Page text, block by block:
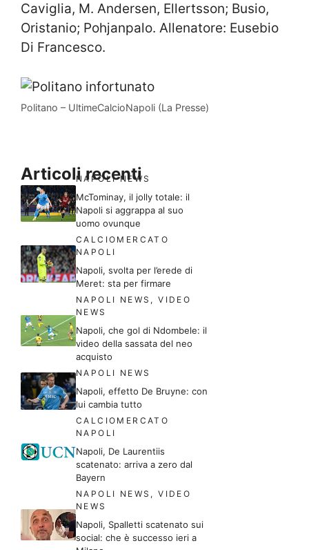
Caviglia, M. Andersen, Ellertsson; Busio,
Oristanio; Pohjanpalo. Allenatore: Eusebio
Di Francesco.
Politano – UltimeCalcioNapoli (La Presse)
Articoli recenti
NAPOLI NEWS
McTominay, il jolly totale: il
Napoli si aggrappa al suo
uomo ovunque
CALCIOMERCATO
NAPOLI
Napoli, svolta per l’erede di
Meret: sta per firmare
NAPOLI NEWS ,VIDEO
NEWS
Napoli, che gol di Ndombele: il
video della sassata del neo
acquisto
NAPOLI NEWS
Napoli, effetto De Bruyne: con
lui cambia tutto
CALCIOMERCATO
NAPOLI
Napoli, De Laurentiis
scatenato: arriva a zero dal
Bayern
NAPOLI NEWS ,VIDEO
NEWS
Napoli, Spalletti scatenato sui
social: che è successo ieri a